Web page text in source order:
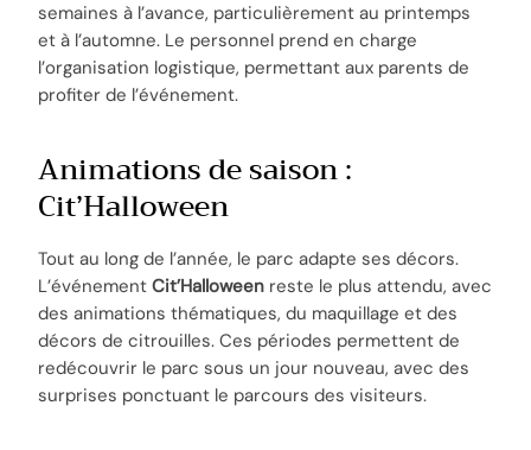
semaines à l’avance, particulièrement au printemps
et à l’automne. Le personnel prend en charge
l’organisation logistique, permettant aux parents de
profiter de l’événement.
Animations de saison :
Cit’Halloween
Tout au long de l’année, le parc adapte ses décors.
L’événementCit’Halloween reste le plus attendu, avec
des animations thématiques, du maquillage et des
décors de citrouilles. Ces périodes permettent de
redécouvrir le parc sous un jour nouveau, avec des
surprises ponctuant le parcours des visiteurs.